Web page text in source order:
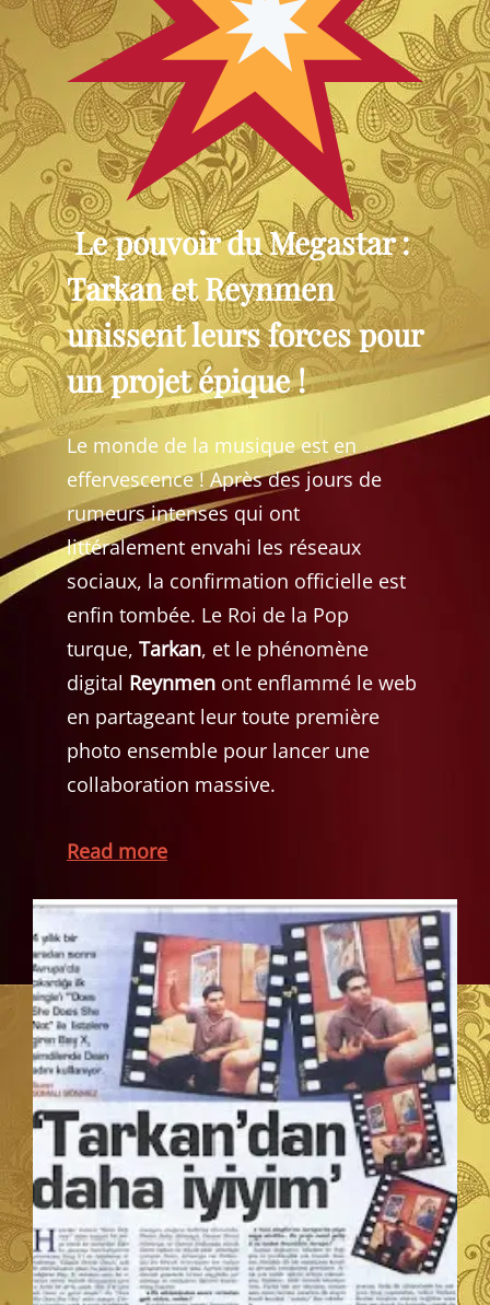
Le pouvoir du Megastar :
Tarkan et Reynmen
unissent leurs forces pour
un projet épique !
Le monde de la musique est en
effervescence ! Après des jours de
rumeurs intenses qui ont
littéralement envahi les réseaux
sociaux, la confirmation officielle est
enfin tombée. Le Roi de la Pop
turque,Tarkan, et le phénomène
digital Reynmen ont enflammé le web
en partageant leur toute première
photo ensemble pour lancer une
collaboration massive.
Read more